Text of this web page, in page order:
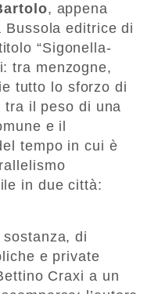
, appena
editrice di
“Sigonella-
tra menzogne,
tutto lo sforzo di
tra il peso di una
e il
tempo in cui è
in due città:
di
e private
Craxi a un